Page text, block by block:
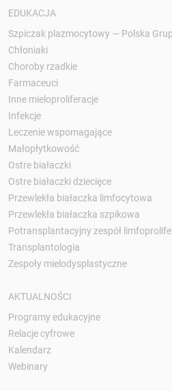
EDUKACJA
Szpiczak plazmocytowy — Polska
Chłoniaki
Choroby rzadkie
Farmaceuci
Inne mieloproliferacje
Infekcje
Leczenie wspomagające
Małopłytkowość
Ostre białaczki
Ostre białaczki dziecięce
Przewlekła białaczka limfocytowa
Przewlekła białaczka szpikowa
Potransplantacyjny zespół
Transplantologia
Zespoły mielodysplastyczne
AKTUALNOŚCI
Programy edukacyjne
Relacje cyfrowe
Kalendarz
Webinary